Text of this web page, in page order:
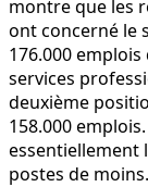
montre que les
ont concerné le
176.000
services
deuxième
158.000
essentiellement
postes de moins.